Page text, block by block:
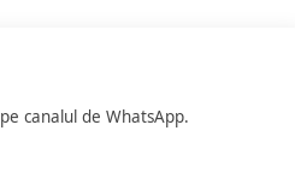
pe canalul de WhatsApp.